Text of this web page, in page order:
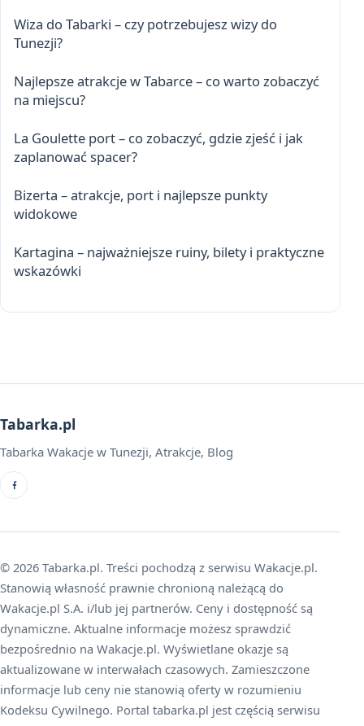
Wiza do Tabarki – czy potrzebujesz wizy do
Tunezji?
Najlepsze atrakcje w Tabarce – co warto zobaczyć
na miejscu?
La Goulette port – co zobaczyć, gdzie zjeść i jak
zaplanować spacer?
Bizerta – atrakcje, port i najlepsze punkty
widokowe
Kartagina – najważniejsze ruiny, bilety i praktyczne
wskazówki
Tabarka.pl
Tabarka Wakacje w Tunezji, Atrakcje, Blog
© 2026 Tabarka.pl. Treści pochodzą z serwisu Wakacje.pl.
Stanowią własność prawnie chronioną należącą do
Wakacje.pl S.A. i/lub jej partnerów. Ceny i dostępność są
dynamiczne. Aktualne informacje możesz sprawdzić
bezpośrednio na Wakacje.pl. Wyświetlane okazje są
aktualizowane w interwałach czasowych. Zamieszczone
informacje lub ceny nie stanowią oferty w rozumieniu
Kodeksu Cywilnego. Portal tabarka.pl jest częścią serwisu